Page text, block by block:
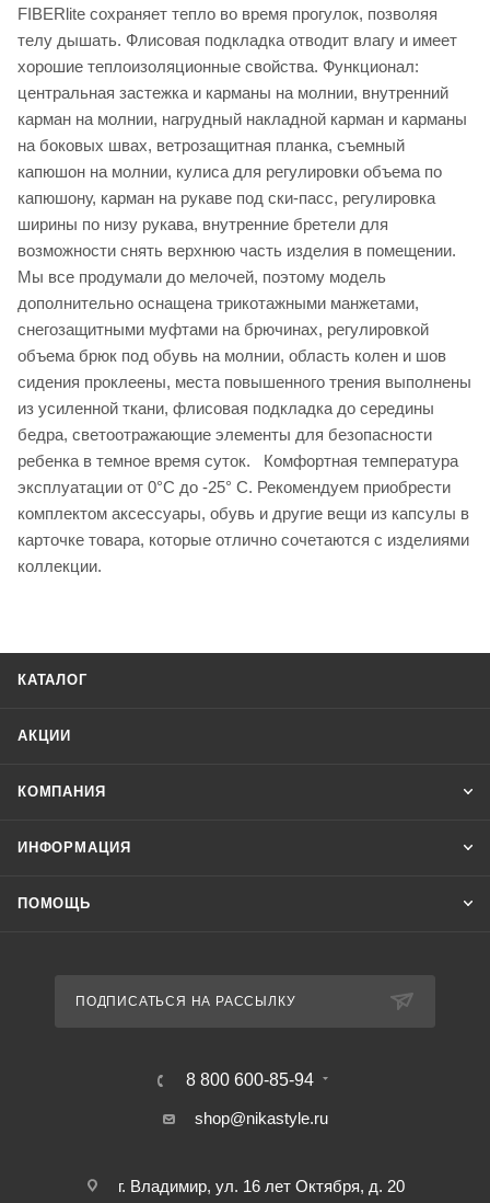
FIBERlite сохраняет тепло во время прогулок, позволяя
телу дышать. Флисовая подкладка отводит влагу и имеет
хорошие теплоизоляционные свойства. Функционал:
центральная застежка и карманы на молнии, внутренний
карман на молнии, нагрудный накладной карман и карманы
на боковых швах, ветрозащитная планка, съемный
капюшон на молнии, кулиса для регулировки объема по
капюшону, карман на рукаве под ски-пасс, регулировка
ширины по низу рукава, внутренние бретели для
возможности снять верхнюю часть изделия в помещении.
Мы все продумали до мелочей, поэтому модель
дополнительно оснащена трикотажными манжетами,
снегозащитными муфтами на брючинах, регулировкой
объема брюк под обувь на молнии, область колен и шов
сидения проклеены, места повышенного трения выполнены
из усиленной ткани, флисовая подкладка до середины
бедра, светоотражающие элементы для безопасности
ребенка в темное время суток. Комфортная температура
эксплуатации от 0°С до -25° С. Рекомендуем приобрести
комплектом аксессуары, обувь и другие вещи из капсулы в
карточке товара, которые отлично сочетаются с изделиями
коллекции.
КАТАЛОГ
АКЦИИ
КОМПАНИЯ
ИНФОРМАЦИЯ
ПОМОЩЬ
ПОДПИСАТЬСЯ НА РАССЫЛКУ
8 800 600-85-94
shop@nikastyle.ru
г. Владимир, ул. 16 лет Октября, д. 20